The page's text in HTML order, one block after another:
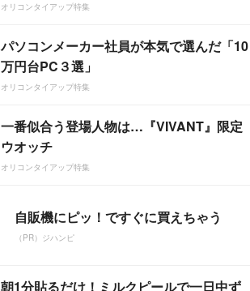
オリコンタイアップ特集
パソコンメーカー社員が本気で選んだ「10
万円台PC３選」
オリコンタイアップ特集
一番似合う登場人物は…『VIVANT』限定
ウオッチ
オリコンタイアップ特集
自販機にピッ！ですぐに買えちゃう
（PR）ジハンピ
朝1分貼るだけ！ミルクピールで一日中ず